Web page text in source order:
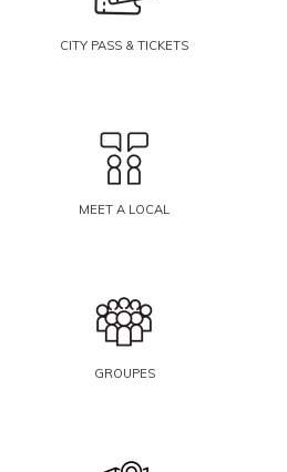
CITY PASS & TICKETS
MEET A LOCAL
GROUPES